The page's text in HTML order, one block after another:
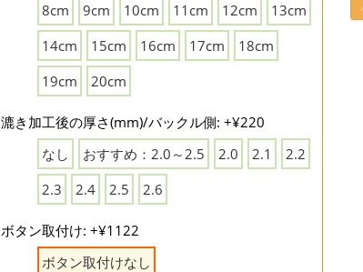
8cm
9cm 10cm 11cm 12cm
13cm
14cm
15cm 16cm 17cm
18cm
19cm
20cm
漉き加工後の厚さ(mm)/バックル側: +¥220
なし
おすすめ：2.0～2.5 2.0 2.1
2.2
2.3
2.4 2.5 2.6
ボタン取付け: +¥1122
ボタン取付けなし